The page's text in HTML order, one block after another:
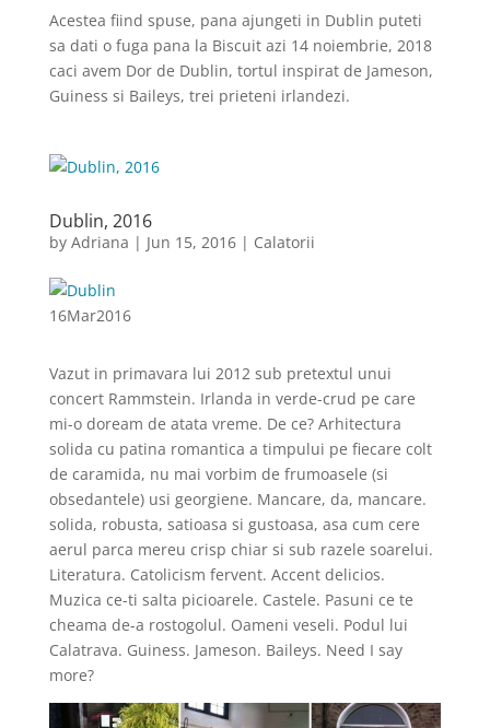
Acestea fiind spuse, pana ajungeti in Dublin puteti
sa dati o fuga pana la Biscuit azi 14 noiembrie, 2018
caci avem Dor de Dublin, tortul inspirat de Jameson,
Guiness si Baileys, trei prieteni irlandezi.
Dublin, 2016
by Adriana | Jun 15, 2016| Calatorii
16Mar2016
Vazut in primavara lui 2012 sub pretextul unui
concert Rammstein. Irlanda in verde-crud pe care
mi-o doream de atata vreme. De ce? Arhitectura
solida cu patina romantica a timpului pe fiecare colt
de caramida, nu mai vorbim de frumoasele (si
obsedantele) usi georgiene. Mancare, da, mancare.
solida, robusta, satioasa si gustoasa, asa cum cere
aerul parca mereu crisp chiar si sub razele soarelui.
Literatura. Catolicism fervent. Accent delicios.
Muzica ce-ti salta picioarele. Castele. Pasuni ce te
cheama de-a rostogolul. Oameni veseli. Podul lui
Calatrava. Guiness. Jameson. Baileys. Need I say
more?